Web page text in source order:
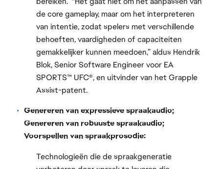
de core gameplay, maar om het interpreteren
van intentie, zodat spelers met verschillende
behoeften, vaardigheden of capaciteiten
gemakkelijker kunnen meedoen,” aldus Hendrik
Blok, Senior Software Engineer voor EA
SPORTS™ UFC®, en uitvinder van het Grapple
Assist-patent.
Genereren van expressieve spraakaudio;
Genereren van robuuste spraakaudio;
Voorspellen van spraakprosodie:
Technologieën die de spraakgeneratie